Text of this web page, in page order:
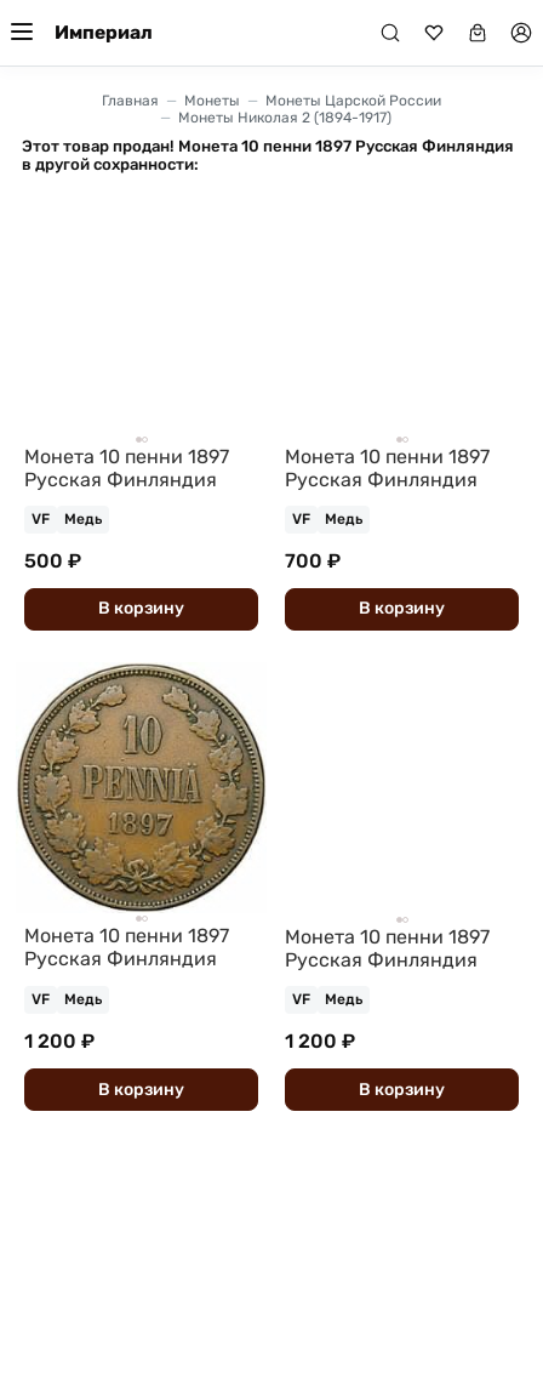
Империал
Главная Монеты
Монеты Царской России
Монеты Николая 2 (1894-1917)
Этот товар продан! Монета 10 пенни 1897 Русская Финляндия
в другой сохранности:
Монета 10 пенни 1897
Русская Финляндия
VF Медь
500 ₽
В корзину
Монета 10 пенни 1897
Русская Финляндия
VF Медь
700 ₽
В корзину
Монета 10 пенни 1897
Русская Финляндия
VF Медь
1 200 ₽
В корзину
Монета 10 пенни 1897
Русская Финляндия
VF Медь
1 200 ₽
В корзину